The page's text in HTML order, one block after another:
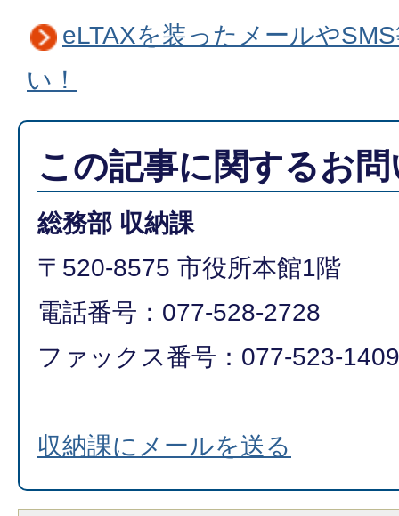
eLTAXを装ったメールや
い！
この記事に関するお
総務部 収納課
〒520-8575 市役所本館1階
電話番号：077-528-2728
ファックス番号：077-523-1409
収納課にメールを送る